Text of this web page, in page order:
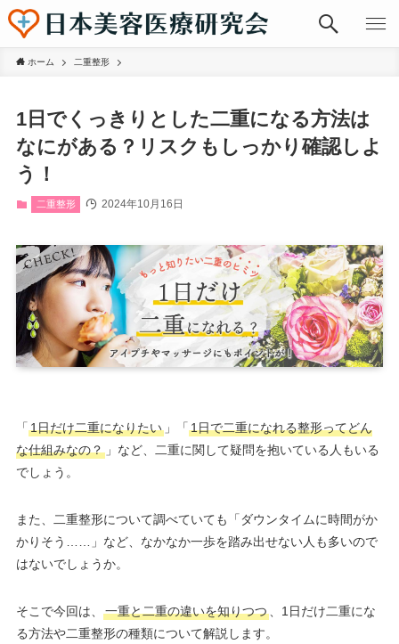
ホーム 二重整形
1日でくっきりとした二重になる方法は
なにがある？リスクもしっかり確認しよ
う！
二重整形 2024年10月16日
「 1日だけ二重になりたい」「 1日で二重になれる整形ってどん
な仕組みなの？」など、二重に関して疑問を抱いている人もいる
でしょう。
また、二重整形について調べていても「ダウンタイムに時間がか
かりそう……」など、なかなか一歩を踏み出せない人も多いので
はないでしょうか。
そこで今回は、 一重と二重の違いを知りつつ、1日だけ二重にな
る方法や二重整形の種類について解説します。